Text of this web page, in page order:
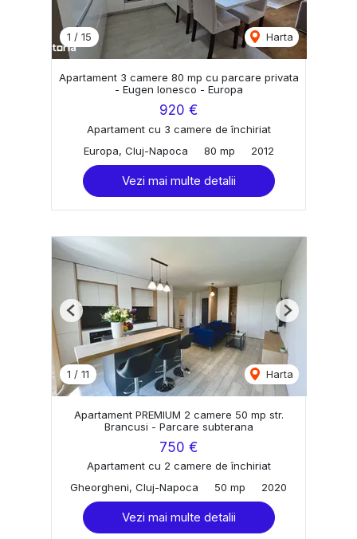
1 / 15 Harta
Apartament 3 camere 80 mp cu parcare privata
- Eugen Ionesco - Europa
920 €
Apartament cu 3 camere de închiriat
Europa, Cluj-Napoca
80 mp 2012
Vezi mai multe detalii
1 / 11 Harta
Previous Next
Apartament PREMIUM 2 camere 50 mp str.
Brancusi - Parcare subterana
750 €
Apartament cu 2 camere de închiriat
Gheorgheni, Cluj-Napoca
50 mp 2020
Vezi mai multe detalii